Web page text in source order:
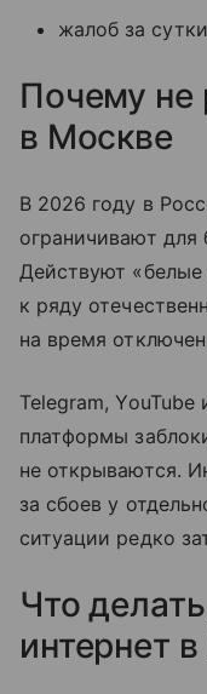
жалоб за
Почему не
в Москве
В 2026 году в
ограничивают для
Действуют
к ряду
на время
Telegram,
платформы
не открываются.
за сбоев у
ситуации редко
Что
интернет